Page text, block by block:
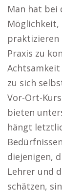
Man hat bei
Möglichkeit,
praktizieren
Praxis zu
zu sich
Vor-Ort-
bieten
hängt
diejenigen,
Lehrer und
schätzen,